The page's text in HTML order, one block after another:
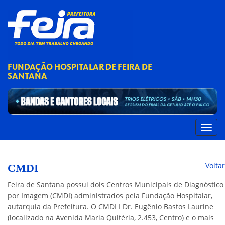
FUNDAÇÃO HOSPITALAR DE FEIRA DE
SANTANA
CMDI
Voltar
Feira de Santana possui dois Centros Municipais de Diagnóstico
por Imagem (CMDI) administrados pela Fundação Hospitalar,
autarquia da Prefeitura. O CMDI I Dr. Eugênio Bastos Laurine
(localizado na Avenida Maria Quitéria, 2.453, Centro) e o mais